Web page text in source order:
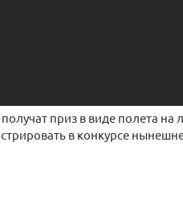
приз в виде полета на
в конкурсе